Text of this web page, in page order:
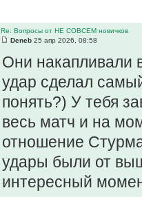
Re: Вопросы от НЕ СОВСЕМ новичков
Deneb 25 апр 2026, 08:58
Они накапливали
удар сделал
понять?) У тебя
весь матч и на
отношение
удары были от
интересный